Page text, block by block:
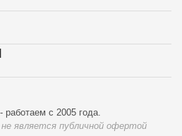
с 2005 года.
является публичной офертой